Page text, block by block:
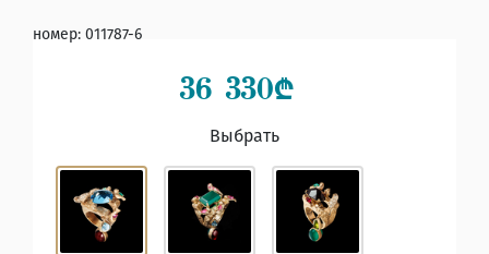
номер: 011787-6
36 330₾
Выбрать